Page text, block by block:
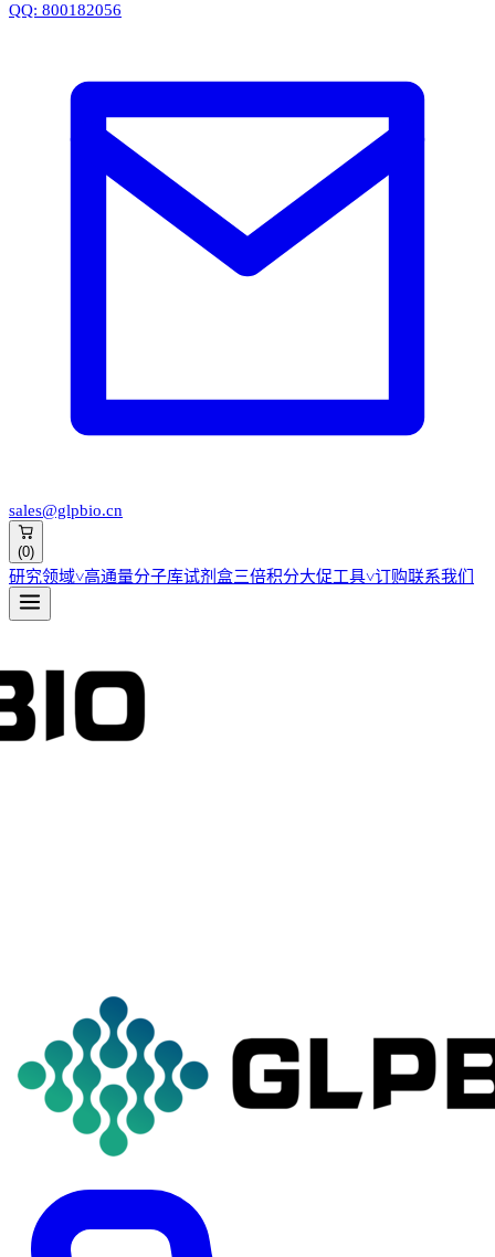
QQ: 800182056
sales@glpbio.cn
(0)
研究领域˅高通量分子库试剂盒三倍积分大促工具˅订购联系我们